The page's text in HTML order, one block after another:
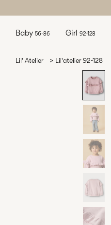
Baby 56-86 Girl 92-128
Lil' Atelier Lil'atelier 92-128